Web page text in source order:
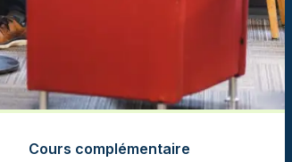
Cours complémentaire